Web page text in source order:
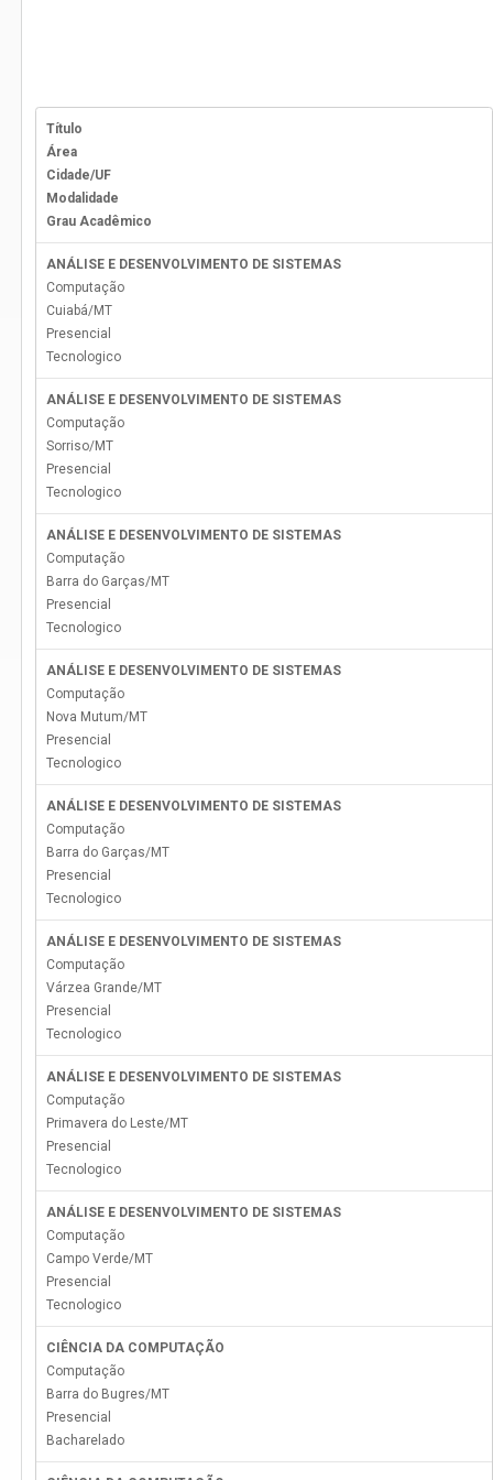
Título
Área
Cidade/UF
Modalidade
Grau Acadêmico
ANÁLISE E DESENVOLVIMENTO DE SISTEMAS
Computação
Cuiabá/MT
Presencial
Tecnologico
ANÁLISE E DESENVOLVIMENTO DE SISTEMAS
Computação
Sorriso/MT
Presencial
Tecnologico
ANÁLISE E DESENVOLVIMENTO DE SISTEMAS
Computação
Barra do Garças/MT
Presencial
Tecnologico
ANÁLISE E DESENVOLVIMENTO DE SISTEMAS
Computação
Nova Mutum/MT
Presencial
Tecnologico
ANÁLISE E DESENVOLVIMENTO DE SISTEMAS
Computação
Barra do Garças/MT
Presencial
Tecnologico
ANÁLISE E DESENVOLVIMENTO DE SISTEMAS
Computação
Várzea Grande/MT
Presencial
Tecnologico
ANÁLISE E DESENVOLVIMENTO DE SISTEMAS
Computação
Primavera do Leste/MT
Presencial
Tecnologico
ANÁLISE E DESENVOLVIMENTO DE SISTEMAS
Computação
Campo Verde/MT
Presencial
Tecnologico
CIÊNCIA DA COMPUTAÇÃO
Computação
Barra do Bugres/MT
Presencial
Bacharelado